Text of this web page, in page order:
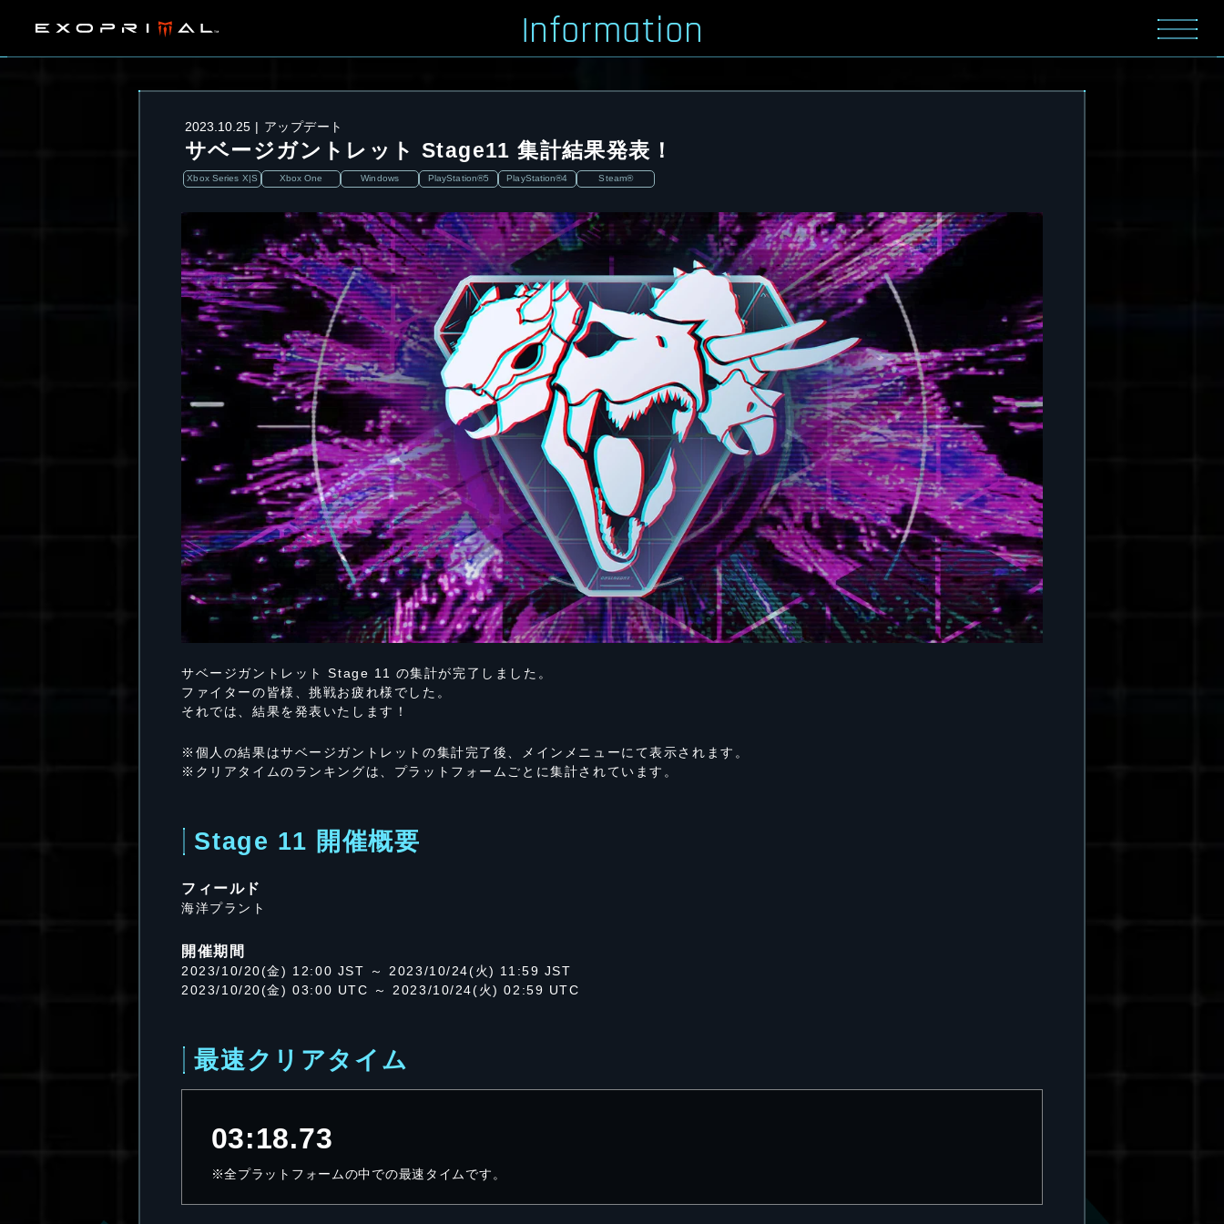
Information
2023.10.25 アップデート
サベージガントレット Stage11 集計結果発表！
Xbox Series X|S Xbox One Windows PlayStation®5 PlayStation®4 Steam®
サベージガントレット Stage 11 の集計が完了しました。
ファイターの皆様、挑戦お疲れ様でした。
それでは、結果を発表いたします！
※個人の結果はサベージガントレットの集計完了後、メインメニューにて表示されます。
※クリアタイムのランキングは、プラットフォームごとに集計されています。
Stage 11 開催概要
フィールド
海洋プラント
開催期間
2023/10/20(金) 12:00 JST ～ 2023/10/24(火) 11:59 JST
2023/10/20(金) 03:00 UTC ～ 2023/10/24(火) 02:59 UTC
最速クリアタイム
03:18.73
※全プラットフォームの中での最速タイムです。